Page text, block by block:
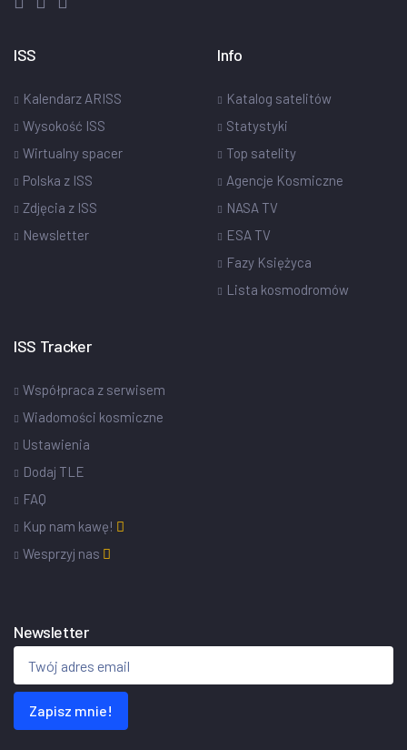
ISS
Kalendarz ARISS
Wysokość ISS
Wirtualny spacer
Polska z ISS
Zdjęcia z ISS
Newsletter
Info
Katalog satelitów
Statystyki
Top satelity
Agencje Kosmiczne
NASA TV
ESA TV
Fazy Księżyca
Lista kosmodromów
ISS Tracker
Współpraca z serwisem
Wiadomości kosmiczne
Ustawienia
Dodaj TLE
FAQ
Kup nam kawę!
Wesprzyj nas
Newsletter
Zapisz mnie!